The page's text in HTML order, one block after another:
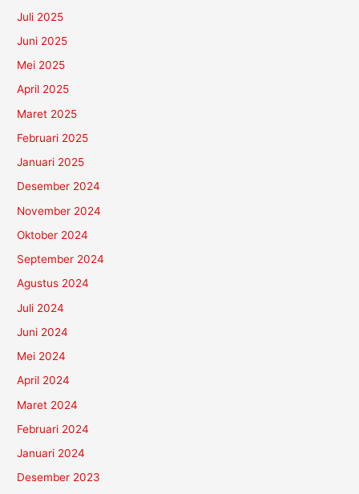
Juli 2025
Juni 2025
Mei 2025
April 2025
Maret 2025
Februari 2025
Januari 2025
Desember 2024
November 2024
Oktober 2024
September 2024
Agustus 2024
Juli 2024
Juni 2024
Mei 2024
April 2024
Maret 2024
Februari 2024
Januari 2024
Desember 2023